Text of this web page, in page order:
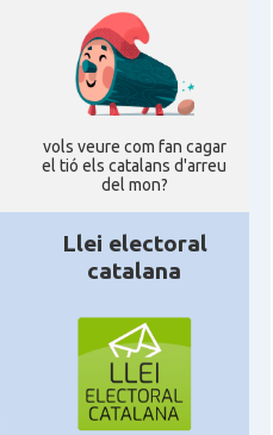
vols veure com fan cagar
el tió els catalans d'arreu
del mon?
Llei electoral
catalana